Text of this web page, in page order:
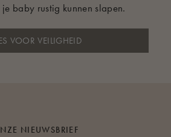
baby rustig kunnen slapen.
VOOR VEILIGHEID
NIEUWSBRIEF